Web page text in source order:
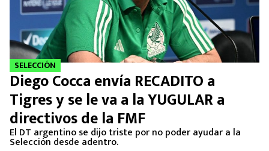
SELECCIÓN
Diego Cocca envía RECADITO a
Tigres y se le va a la YUGULAR a
directivos de la FMF
El DT argentino se dijo triste por no poder ayudar a la
Selección desde adentro.